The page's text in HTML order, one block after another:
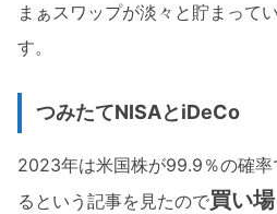
まぁスワップが淡々と貯まって
す。
つみたてNISAとiDeCo
2023年は米国株が99.9％の確
るという記事を見たので買い